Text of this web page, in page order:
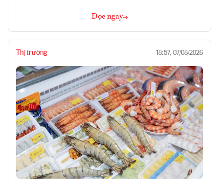
Đọc ngay
Thị trường 18:57, 07/08/2026